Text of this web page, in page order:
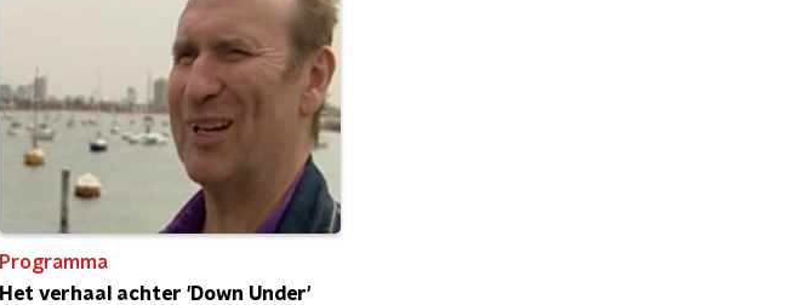
Programma
Het verhaal achter 'Down Under'